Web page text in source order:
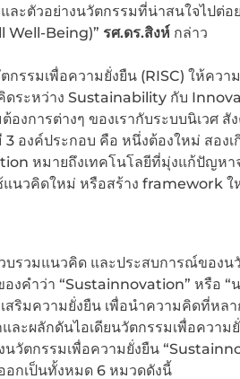
ละตัวอย่างนวัตกรรมที่น่าสนใจไปต่
Well-Being)” รศ.ดร.สิงห์ กล่าว
กรรมเพื่อความยั่งยืน (RISC) ให้ค
ระหว่าง Sustainability กับ
องการต่างๆ ของเรากับระบบนิเวศ
องค์ประกอบ คือ หนึ่งต้องใหม่ สอง
หมายถึงเทคโนโลยีที่มุ่งแก้ปัญห
นวคิดใหม่ หรือสร้าง framework ใ
บรวมแนวคิด และประสบการณ์ของ
งคำว่า “Sustainnovation” หรือ
สริมความยั่งยืน เพื่อนำความคิดที่ห
ละผลักดันไอเดียนวัตกรรมเพื่อควา
นวัตกรรมเพื่อความยั่งยืน
อกเป็นทั้งหมด 6 หมวดดังนี้